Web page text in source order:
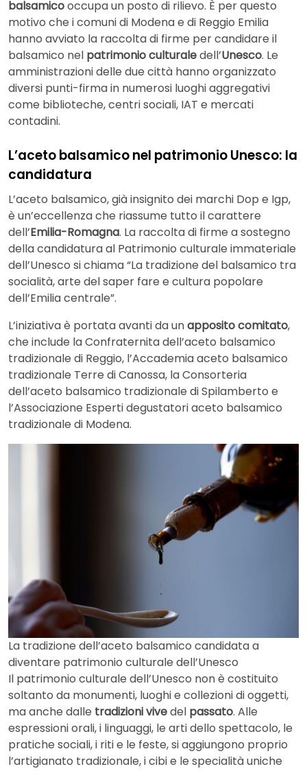
balsamicooccupa un posto di rilievo. È per questo
motivo che i comuni di Modena e di Reggio Emilia
hanno avviato la raccolta di firme per candidare il
balsamico nel patrimonio culturaledell’Unesco. Le
amministrazioni delle due città hanno organizzato
diversi punti-firma in numerosi luoghi aggregativi
come biblioteche, centri sociali, IAT e mercati
contadini.
L’aceto balsamico nel patrimonio Unesco: la
candidatura
L’aceto balsamico, già insignito dei marchi Dop e Igp,
è un’eccellenza che riassume tutto il carattere
dell’Emilia-Romagna. La raccolta di firme a sostegno
della candidatura al Patrimonio culturale immateriale
dell’Unesco si chiama “La tradizione del balsamico tra
socialità, arte del saper fare e cultura popolare
dell’Emilia centrale”.
L’iniziativa è portata avanti da unappositocomitato,
che include la Confraternita dell’aceto balsamico
tradizionale di Reggio, l’Accademia aceto balsamico
tradizionale Terre di Canossa, la Consorteria
dell’aceto balsamico tradizionale di Spilamberto e
l’Associazione Esperti degustatori aceto balsamico
tradizionale di Modena.
La tradizione dell’aceto balsamico candidata a
diventare patrimonio culturale dell’Unesco
Il patrimonio culturale dell’Unesco non è costituito
soltanto da monumenti, luoghi e collezioni di oggetti,
ma anche dalle tradizioni vivedel passato. Alle
espressioni orali, i linguaggi, le arti dello spettacolo, le
pratiche sociali, i riti e le feste, si aggiungono proprio
l’artigianato tradizionale, i cibi e le specialità uniche